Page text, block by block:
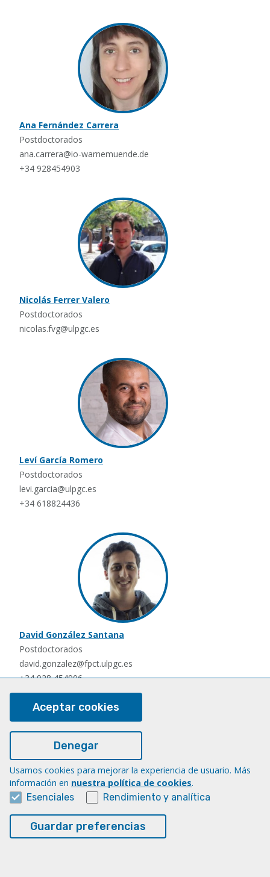
Ana Fernández Carrera
Postdoctorados
ana.carrera@io-warnemuende.de
+34 928454903
Nicolás Ferrer Valero
Postdoctorados
nicolas.fvg@ulpgc.es
Leví García Romero
Postdoctorados
levi.garcia@ulpgc.es
+34 618824436
David González Santana
Postdoctorados
david.gonzalez@fpct.ulpgc.es
+34 928 454906
Postdoctorados
nauzet.hernandez@ulpgc.es
Aceptar cookies
Denegar
Usamos cookies para mejorar la experiencia de usuario. Más
información en nuestra política de cookies.
Esenciales
Rendimiento y analítica
Guardar preferencias